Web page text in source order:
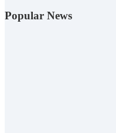
Popular News